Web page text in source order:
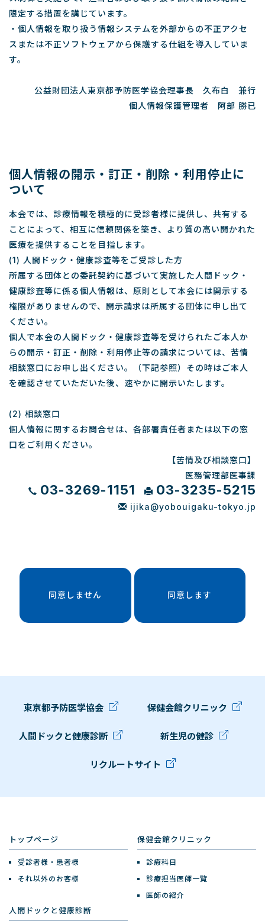
限定する措置を講じています。
・個人情報を取り扱う情報システムを外部からの不正アクセ
スまたは不正ソフトウェアから保護する仕組を導入していま
す。
公益財団法人東京都予防医学協会理事長 久布白 兼行
個人情報保護管理者 阿部 勝已
個人情報の開示・訂正・削除・利用停止に
ついて
本会では、診療情報を積極的に受診者様に提供し、共有する
ことによって、相互に信頼関係を築き、より質の高い開かれた
医療を提供することを目指します。
(1) 人間ドック・健康診査等をご受診した方
所属する団体との委託契約に基づいて実施した人間ドック・
健康診査等に係る個人情報は、原則として本会には開示する
権限がありませんので、開示請求は所属する団体に申し出て
ください。
個人で本会の人間ドック・健康診査等を受けられたご本人か
らの開示・訂正・削除・利用停止等の請求については、苦情
相談窓口にお申し出ください。（下記参照）その時はご本人
を確認させていただいた後、速やかに開示いたします。
(2) 相談窓口
個人情報に関するお問合せは、各部署責任者または以下の窓
口をご利用ください。
【苦情及び相談窓口】
医務管理部医事課
03-3269-1151 03-3235-5215
ijika@yobouigaku-tokyo.jp
同意しません 同意します
東京都予防医学協会 保健会館クリニック
人間ドックと健康診断 新生児の健診
リクルートサイト
トップページ
受診者様・患者様
それ以外のお客様
人間ドックと健康診断
保健会館クリニック
診療科目
診療担当医師一覧
医師の紹介